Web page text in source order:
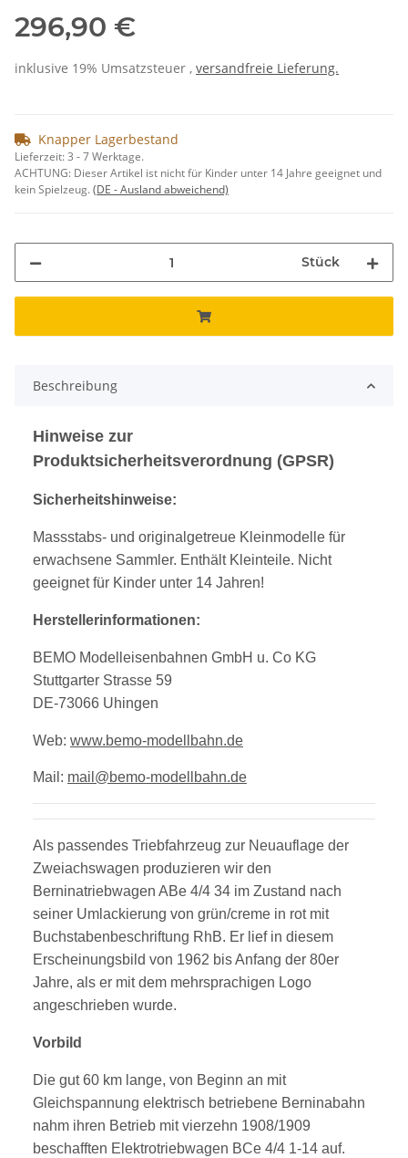
296,90 €
inklusive 19% Umsatzsteuer , versandfreie Lieferung.
Knapper Lagerbestand
Lieferzeit:3 - 7 Werktage.
ACHTUNG: Dieser Artikel ist nicht für Kinder unter 14 Jahre geeignet und
kein Spielzeug.(DE - Ausland abweichend)
Stück
Beschreibung
Hinweise zur
Produktsicherheitsverordnung (GPSR)
Sicherheitshinweise:
Massstabs- und originalgetreue Kleinmodelle für
erwachsene Sammler. Enthält Kleinteile. Nicht
geeignet für Kinder unter 14 Jahren!
Herstellerinformationen:
BEMO Modelleisenbahnen GmbH u. Co KG
Stuttgarter Strasse 59
DE-73066 Uhingen
Web: www.bemo-modellbahn.de
Mail: mail@bemo-modellbahn.de
Als passendes Triebfahrzeug zur Neuauflage der
Zweiachswagen produzieren wir den
Berninatriebwagen ABe 4/4 34 im Zustand nach
seiner Umlackierung von grün/creme in rot mit
Buchstabenbeschriftung RhB. Er lief in diesem
Erscheinungsbild von 1962 bis Anfang der 80er
Jahre, als er mit dem mehrsprachigen Logo
angeschrieben wurde.
Vorbild
Die gut 60 km lange, von Beginn an mit
Gleichspannung elektrisch betriebene Berninabahn
nahm ihren Betrieb mit vierzehn 1908/1909
beschafften Elektrotriebwagen BCe 4/4 1-14 auf.